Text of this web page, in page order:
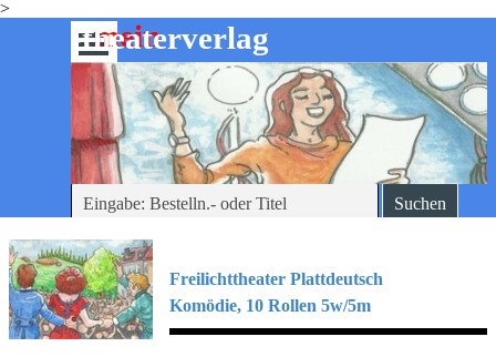
>
Direkt zum Seiteninhalt
-theaterverlag
mein
Menü überspringen
Suchen
Freilichttheater Plattdeutsch
Komödie, 10 Rollen 5w/5m